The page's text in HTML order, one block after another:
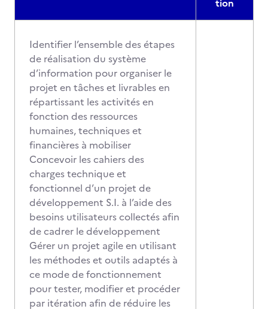
tion
Identifier l’ensemble des étapes
de réalisation du système
d’information pour organiser le
projet en tâches et livrables en
répartissant les activités en
fonction des ressources
humaines, techniques et
financières à mobiliser
Concevoir les cahiers des
charges technique et
fonctionnel d’un projet de
développement S.I. à l’aide des
besoins utilisateurs collectés afin
de cadrer le développement
Gérer un projet agile en utilisant
les méthodes et outils adaptés à
ce mode de fonctionnement
pour tester, modifier et procéder
par itération afin de réduire les